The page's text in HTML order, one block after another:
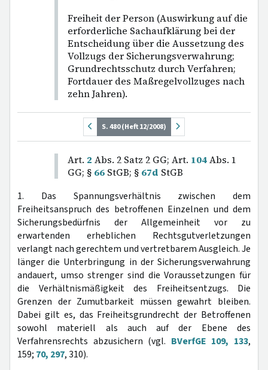
Freiheit der Person (Auswirkung auf die
erforderliche Sachaufklärung bei der
Entscheidung über die Aussetzung des
Vollzugs der Sicherungsverwahrung;
Grundrechtsschutz durch Verfahren;
Fortdauer des Maßregelvollzuges nach
zehn Jahren).
S. 480 (Heft 12/2008)
Art. 2 Abs. 2 Satz 2 GG; Art. 104Abs. 1
GG; § 66 StGB; § 67d StGB
1. Das Spannungsverhältnis zwischen dem
Freiheitsanspruch des betroffenen Einzelnen und dem
Sicherungsbedürfnis der Allgemeinheit vor zu
erwartenden erheblichen Rechtsgutverletzungen
verlangt nach gerechtem und vertretbarem Ausgleich. Je
länger die Unterbringung in der Sicherungsverwahrung
andauert, umso strenger sind die Voraussetzungen für
die Verhältnismäßigkeit des Freiheitsentzugs. Die
Grenzen der Zumutbarkeit müssen gewahrt bleiben.
Dabei gilt es, das Freiheitsgrundrecht der Betroffenen
sowohl materiell als auch auf der Ebene des
Verfahrensrechts abzusichern (vgl. BVerfGE 109, 133,
159; 70, 297, 310).